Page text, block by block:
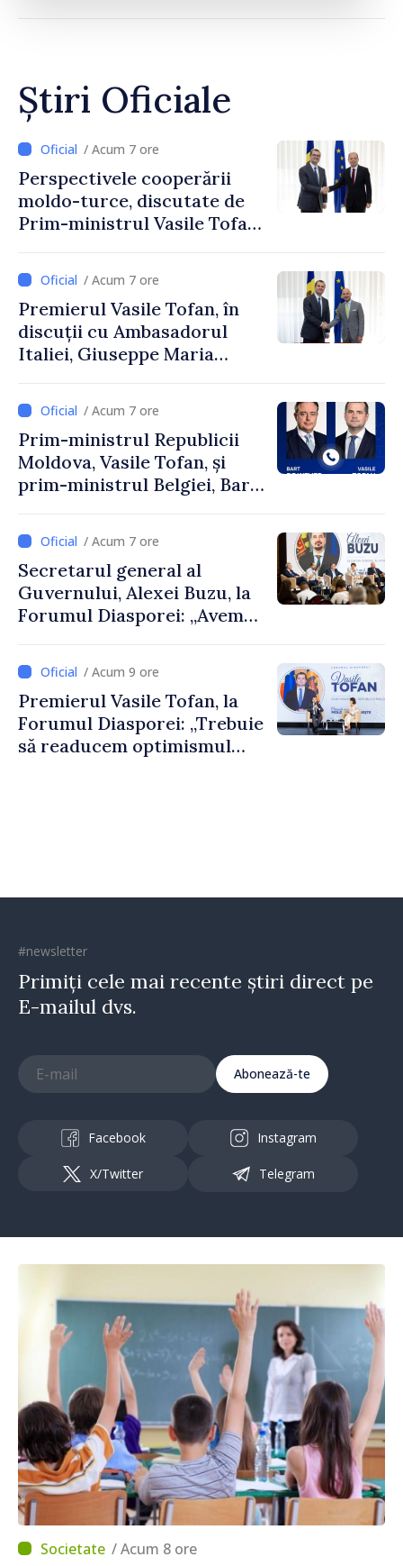
Știri Oficiale
/ Acum 7 ore
Perspectivele cooperării
moldo-turce, discutate de
Prim-ministrul Vasile Tofan
Uygar Mustafa Sertel
/ Acum 7 ore
Premierul Vasile Tofan, în
discuții cu Ambasadorul
Italiei, Giuseppe Maria
/ Acum 7 ore
Prim-ministrul Republicii
Moldova, Vasile Tofan, și
prim-ministrul Belgiei, Bart
despre parcursul european
al Republicii Moldova.
/ Acum 7 ore
Secretarul general al
Guvernului, Alexei Buzu, la
Forumul Diasporei: „Avem
dumneavoastră pentru a
construi comunități mai
puternice”
/ Acum 9 ore
Premierul Vasile Tofan, la
Forumul Diasporei: „Trebuie
să readucem optimismul
#newsletter
Primiți cele mai recente știri direct pe
E-mailul dvs.
Abonează-te
Facebook Instagram
X/Twitter Telegram
/ Acum 8 ore